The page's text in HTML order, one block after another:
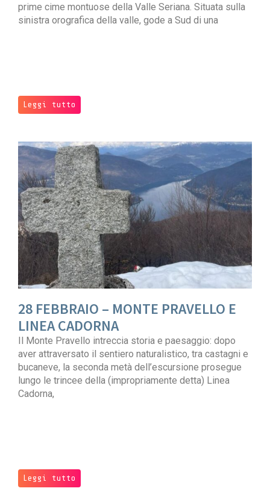
prime cime montuose della Valle Seriana. Situata sulla
sinistra orografica della valle, gode a Sud di una
Leggi tutto
28 FEBBRAIO – MONTE PRAVELLO E
LINEA CADORNA
Il Monte Pravello intreccia storia e paesaggio: dopo
aver attraversato il sentiero naturalistico, tra castagni e
bucaneve, la seconda metà dell’escursione prosegue
lungo le trincee della (impropriamente detta) Linea
Cadorna,
Leggi tutto